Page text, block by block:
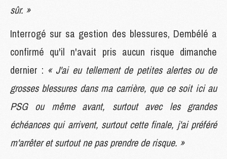
sûr. »
Interrogé sur sa gestion des blessures, Dembélé a
confirmé qu'il n'avait pris aucun risque dimanche
dernier : « J'ai eu tellement de petites alertes ou de
grosses blessures dans ma carrière, que ce soit ici au
PSG ou même avant, surtout avec les grandes
échéances qui arrivent, surtout cette finale, j'ai préféré
m'arrêter et surtout ne pas prendre de risque. »